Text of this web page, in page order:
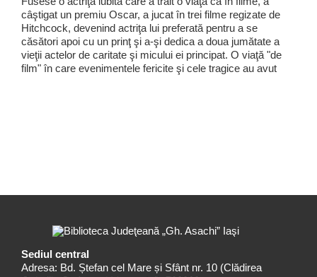
câştigat un premiu Oscar, a jucat în trei filme regizate de
Hitchcock, devenind actriţa lui preferată pentru a se
căsători apoi cu un prinţ şi a-şi dedica a doua jumătate a
vieţii actelor de caritate şi micului ei principat. O viaţă "de
film" în care evenimentele fericite şi cele tragice au avut
Sediul central
Adresa: Bd. Ștefan cel Mare și Sfânt nr. 10 (Clădirea